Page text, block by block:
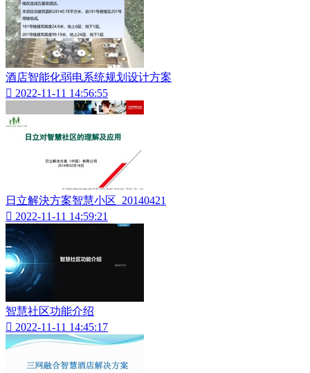
酒店智能化弱电系统规划设计方案
 2022-11-11 14:56:55
日立解決方案智慧小区_20140421
 2022-11-11 14:59:21
智慧社区功能介绍
 2022-11-11 14:45:17